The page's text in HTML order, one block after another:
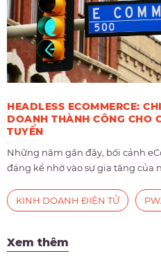
HEADLESS ECOMMERCE:
DOANH THÀNH CÔNG CHO
TUYẾN
Những năm gần đây, bối cảnh
đáng kể nhờ vào sự gia tăng của
Xem thêm
KINH DOANH ĐIỆN TỬ